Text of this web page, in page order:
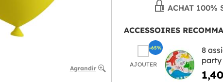
Agrandir
ACHAT 100%
ACCESSOIRES
AJOUTER
8
party
-65%